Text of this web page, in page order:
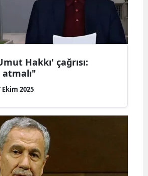
Hakkı' çağrısı:
atmalı"
Ekim 2025